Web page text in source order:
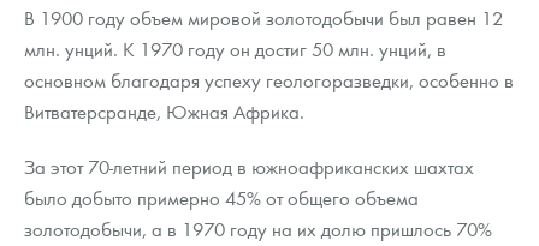
Жетоны "Необыкновенные обитатели глубин"
Ювелирные изделия
Русская нумизматика
Золотая карманная галерея
Политика использования Cookies
Положение по обработке и защите персональных данных
В 1900 году объем мировой золотодобычи был равен 12
млн. унций. К 1970 году он достиг 50 млн. унций, в
основном благодаря успеху геологоразведки, особенно в
Витватерсранде, Южная Африка.
За этот 70-летний период в южноафриканских шахтах
было добыто примерно 45% от общего объема
золотодобычи, а в 1970 году на их долю пришлось 70%